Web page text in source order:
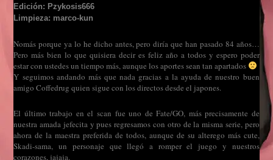
Edición: Pzykosis666
Limpieza: marco-kun
Nomás porque ya lo he dicho antes, pero diría que han pasado 84 años…
Pero más bien lo que quisiera decir es feliz año a todos y espero poder
estar con ustedes un tiempo más, aunque los aportes sean tan apartados
Y seguimos andando más que nada gracias a la ayuda de nuestro buen
amigo Coffedrug quien sigue con los directos desde el japones.
El último trabajo en el scan fue uno de Fate/GO, más precisamente de
nuestra amada jefecita y pues regresamos con otro de la misma serie, pero
ahora de la maestra preferida de todos, aunque de su alterego más cute,
Skadi-sama, un personaje que llegó a romper el juego y nuestros
corazones, jajaja.